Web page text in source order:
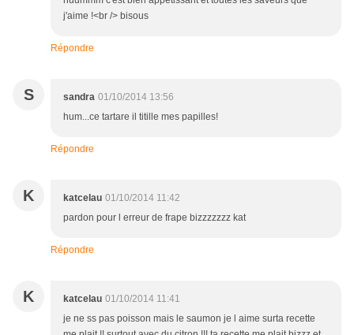
j'aime !<br /> bisous
Répondre
S sandra 01/10/2014 13:56
hum...ce tartare il titille mes papilles!
Répondre
K katcelau 01/10/2014 11:42
pardon pour l erreur de frape bizzzzzzz kat
Répondre
K katcelau 01/10/2014 11:41
je ne ss pas poisson mais le saumon je l aime surta recette